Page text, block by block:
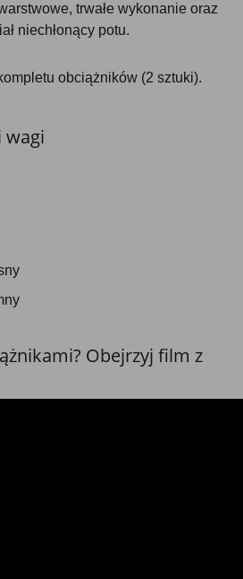
trwałe wykonanie oraz
niechłonący potu.
obciążników (2 sztuki).
wagi
Obejrzyj film z